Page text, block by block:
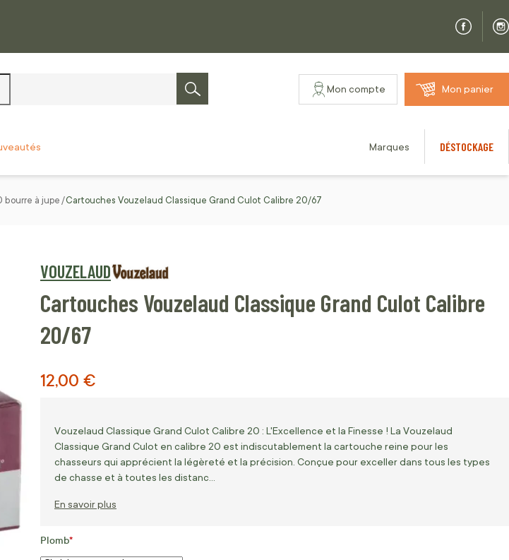
Rechercher
Mon compte Mon panier
Marques DÉSTOCKAGE
bourre à jupe Cartouches Vouzelaud Classique Grand Culot Calibre 20/67
VOUZELAUD
Cartouches Vouzelaud Classique Grand Culot Calibre
20/67
12,00 €
Vouzelaud Classique Grand Culot Calibre 20 : L'Excellence et la Finesse ! La Vouzelaud
Classique Grand Culot en calibre 20 est indiscutablement la cartouche reine pour les
chasseurs qui apprécient la légèreté et la précision. Conçue pour exceller dans tous les types
de chasse et à toutes les distanc…
En savoir plus
Plomb